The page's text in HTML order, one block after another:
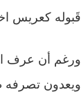
قَبوله كعريس
ورغم أن عرف
ويعدون تصرفه